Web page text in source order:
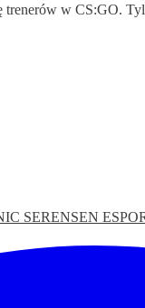
w CS:GO.
SERENSEN